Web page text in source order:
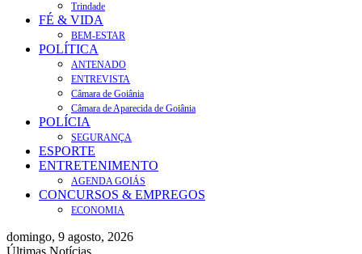
Trindade
FÉ & VIDA
BEM-ESTAR
POLÍTICA
ANTENADO
ENTREVISTA
Câmara de Goiânia
Câmara de Aparecida de Goiânia
POLÍCIA
SEGURANÇA
ESPORTE
ENTRETENIMENTO
AGENDA GOIÁS
CONCURSOS & EMPREGOS
ECONOMIA
domingo, 9 agosto, 2026
Últimas Notícias